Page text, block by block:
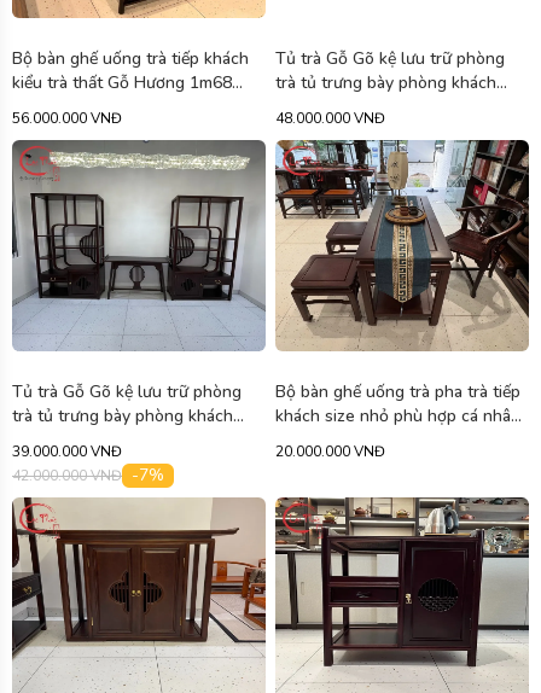
Bộ bàn ghế uống trà tiếp khách
kiểu trà thất Gỗ Hương 1m68
BAN01
56.000.000 VNĐ
Tủ trà Gỗ Gõ kệ lưu trữ phòng
trà tủ trưng bày phòng khách
2mx3m BAN05
48.000.000 VNĐ
Tủ trà Gỗ Gõ kệ lưu trữ phòng
trà tủ trưng bày phòng khách
2mx3m BAN06
39.000.000 VNĐ
42.000.000 VNĐ -7%
Bộ bàn ghế uống trà pha trà tiếp
khách size nhỏ phù hợp cá nhân
Gỗ Hương Lào 1m2 BAN04
20.000.000 VNĐ